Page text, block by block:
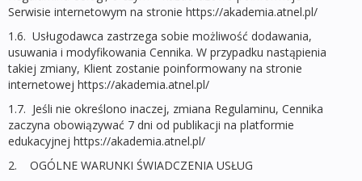
Serwisie internetowym na stronie https://akademia.atnel.pl/
1.6. Usługodawca zastrzega sobie możliwość dodawania,
usuwania i modyfikowania Cennika. W przypadku nastąpienia
takiej zmiany, Klient zostanie poinformowany na stronie
internetowej https://akademia.atnel.pl/
1.7. Jeśli nie określono inaczej, zmiana Regulaminu, Cennika
zaczyna obowiązywać 7 dni od publikacji na platformie
edukacyjnej https://akademia.atnel.pl/
2. OGÓLNE WARUNKI ŚWIADCZENIA USŁUG